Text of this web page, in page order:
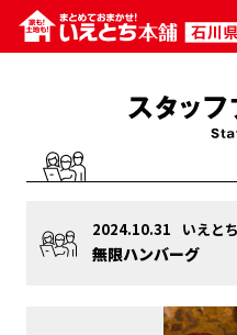
2024.10.31 いえと
無限ハンバーグ